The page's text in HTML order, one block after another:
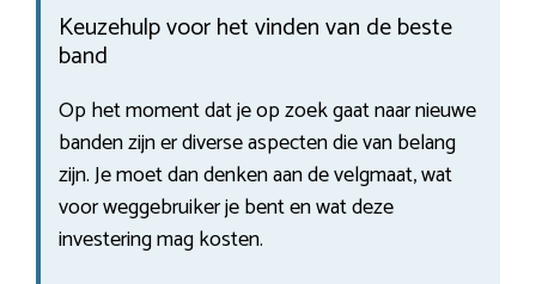
Keuzehulp voor het vinden van de beste
band
Op het moment dat je op zoek gaat naar nieuwe
banden zijn er diverse aspecten die van belang
zijn. Je moet dan denken aan de velgmaat, wat
voor weggebruiker je bent en wat deze
investering mag kosten.